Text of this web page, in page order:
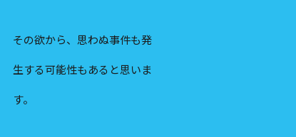
その欲から、思わぬ事件も発
生する可能性もあると思いま
す。